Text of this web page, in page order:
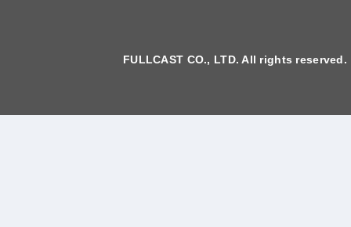
FULLCAST CO., LTD. All rights reserved.